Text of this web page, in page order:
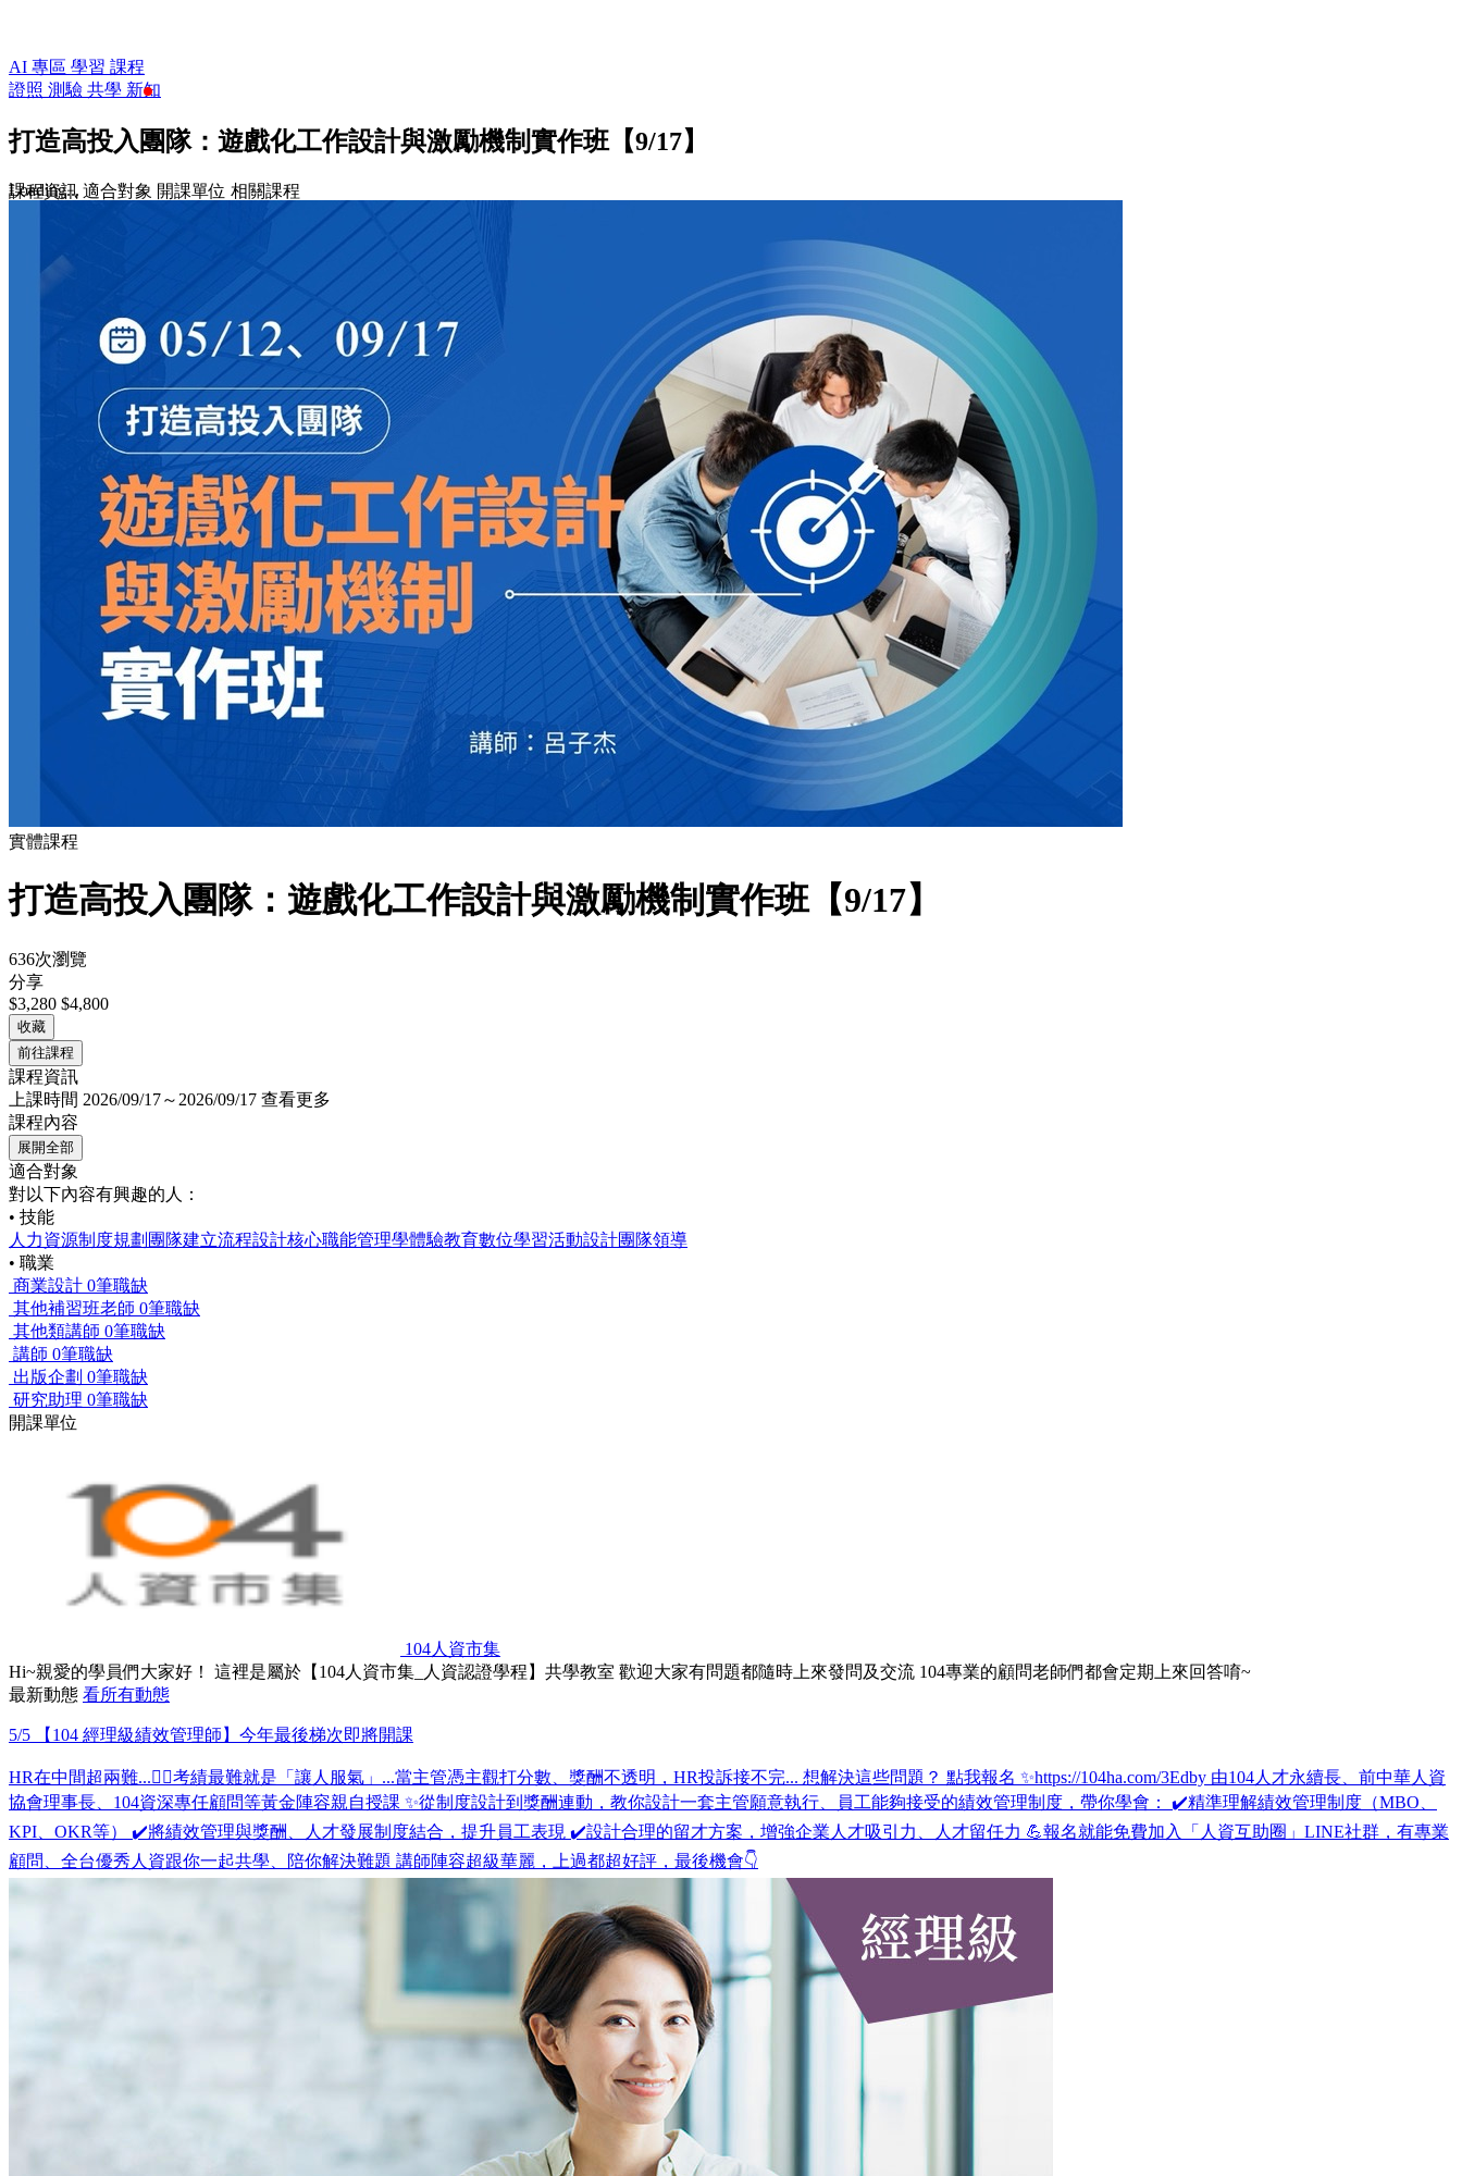
AI 專區 學習 課程
證照 測驗 共學 新知
打造高投入團隊：遊戲化工作設計與激勵機制實作班【9/17】
課程資訊 適合對象 開課單位 相關課程
前往課程
Loading...
實體課程
打造高投入團隊：遊戲化工作設計與激勵機制實作班【9/17】
636次瀏覽
分享
$3,280 $4,800
收藏
前往課程
課程資訊
上課時間 2026/09/17～2026/09/17 查看更多
課程內容
展開全部
適合對象
對以下內容有興趣的人：
• 技能
人力資源制度規劃 團隊建立流程設計核心職能管理學體驗教育數位學習活動設計團隊領導
• 職業
商業設計 0筆職缺
其他補習班老師 0筆職缺
其他類講師 0筆職缺
講師 0筆職缺
出版企劃 0筆職缺
研究助理 0筆職缺
開課單位
104人資市集
Hi~親愛的學員們大家好！ 這裡是屬於【104人資市集_人資認證學程】共學教室 歡迎大家有問題都隨時上來發問及交流 104專業的顧問老師們都會定期上來回答唷~
最新動態 看所有動態
5/5 【104 經理級績效管理師】今年最後梯次即將開課
HR在中間超兩難...😵‍💫考績最難就是「讓人服氣」...當主管憑主觀打分數、獎酬不透明，HR投訴接不完... 想解決這些問題？ 點我報名 ✨https://104ha.com/3Edby 由104人才永續長、前中華人資
協會理事長、104資深專任顧問等黃金陣容親自授課 ✨從制度設計到獎酬連動，教你設計一套主管願意執行、員工能夠接受的績效管理制度，帶你學會： ✔️精準理解績效管理制度（MBO、
KPI、OKR等） ✔️將績效管理與獎酬、人才發展制度結合，提升員工表現 ✔️設計合理的留才方案，增強企業人才吸引力、人才留任力 💪報名就能免費加入「人資互助圈」LINE社群，有專業
顧問、全台優秀人資跟你一起共學、陪你解決難題 講師陣容超級華麗，上過都超好評，最後機會👇